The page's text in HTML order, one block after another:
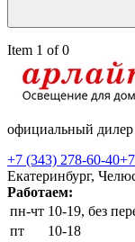
Item 1 of 0
официальный
+7 (343) 278-60-40
Екатеринбург,
Работаем:
пн-чт 10-19, без
пт
10-18